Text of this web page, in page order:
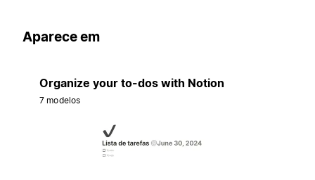
Aparece em
Organize your to-dos with Notion
7 modelos